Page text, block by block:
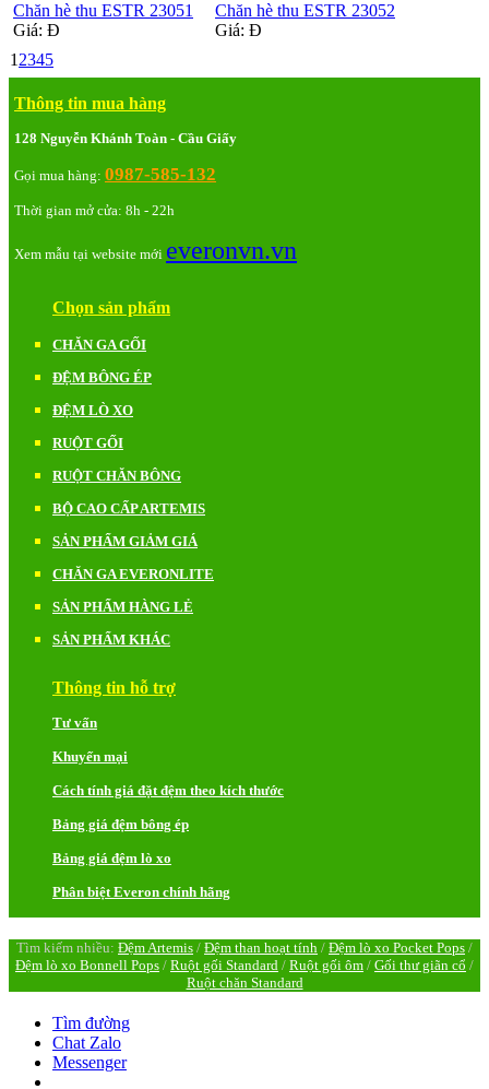
Chăn hè thu ESTR 23051
Giá: Đ
Chăn hè thu ESTR 23052
Giá: Đ
1 2345
Thông tin mua hàng
128 Nguyễn Khánh Toàn - Cầu Giấy
Gọi mua hàng: 0987-585-132
Thời gian mở cửa: 8h - 22h
Xem mẫu tại website mới everonvn.vn
Chọn sản phẩm
CHĂN GA GỐI
ĐỆM BÔNG ÉP
ĐỆM LÒ XO
RUỘT GỐI
RUỘT CHĂN BÔNG
BỘ CAO CẤP ARTEMIS
SẢN PHẨM GIẢM GIÁ
CHĂN GA EVERONLITE
SẢN PHẨM HÀNG LẺ
SẢN PHẨM KHÁC
Thông tin hỗ trợ
Tư vấn
Khuyến mại
Cách tính giá đặt đệm theo kích thước
Bảng giá đệm bông ép
Bảng giá đệm lò xo
Phân biệt Everon chính hãng
Tìm kiếm nhiều: Đệm Artemis / Đệm than hoạt tính / Đệm lò xo Pocket Pops /
Đệm lò xo Bonnell Pops / Ruột gối Standard / Ruột gối ôm / Gối thư giãn cổ /
Ruột chăn Standard
Tìm đường
Chat Zalo
Messenger